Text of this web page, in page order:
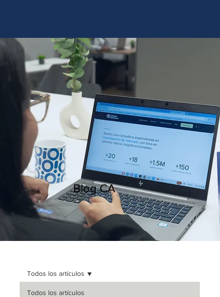
Blog CA
Todos los artículos
Todos los artículos